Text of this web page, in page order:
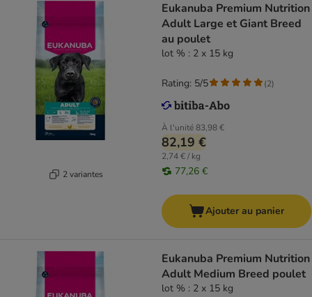
2 variantes
Eukanuba Premium Nutrition
Adult Large et Giant Breed
au poulet
lot % : 2 x 15 kg
À l'unité83,98 €
82,19 €
2,74 € / kg
77,26 €
Rating: 5/5 (2)
Ajouter au panier
Eukanuba Premium Nutrition
Adult Medium Breed poulet
lot % : 2 x 15 kg